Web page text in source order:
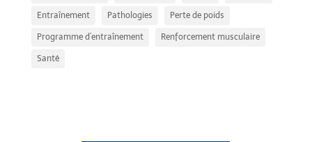
Entraînement Pathologies Perte de poids
Programme d’entraînement Renforcement musculaire
Santé